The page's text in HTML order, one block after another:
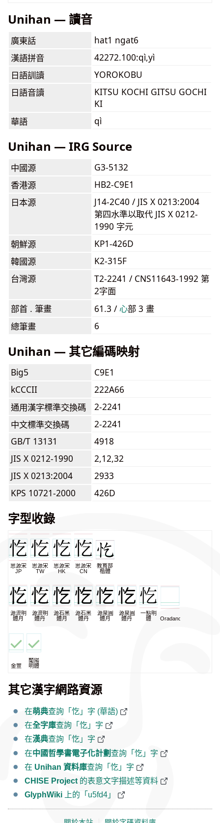
Unihan — 讀音
廣東話
hat1 ngat6
漢語拼音
42272.100:qì,yì
日語訓讀
YOROKOBU
日語音讀
KITSU KOCHI GITSU GOCHI
KI
華語
qì
Unihan — IRG Source
中國源
G3-5132
香港源
HB2-C9E1
日本源
J14-2C40 / JIS X 0213:2004
第四水準以取代 JIS X 0212-
1990 字元
朝鮮源
KP1-426D
韓國源
K2-315F
台灣源
T2-2241 / CNS11643-1992 第
2字面
部首 . 筆畫
61.3 / ⼼部 3 畫
總筆畫
6
Unihan — 其它編碼映射
Big5
C9E1
kCCCII
222A66
通用漢字標準交換碼
2-2241
中文標準交換碼
2-2241
GB/T 13131
4918
JIS X 0212-1990
2,12,32
JIS X 0213:2004
2933
KPS 10721-2000
426D
字型收錄
思源宋
JP
思源宋
TW
思源宋
HK
思源宋
CN
教育部
楷體
源流明
體月
源流明
體丹
源石黑
體月
源石黑
體丹
源泉圓
體月
源泉圓
體丹
一點明
體
Oradano
金萱
蘭陽
明體
其它漢字網路資源
在萌典查詢「忔」字 (華語)
在全字庫查詢「忔」字
在漢典查詢「忔」字
在中國哲學書電子化計劃查詢「忔」字
在 Unihan 資料庫查詢「忔」字
CHISE Project 的表意文字描述等資料
GlyphWiki 上的「u5fd4」